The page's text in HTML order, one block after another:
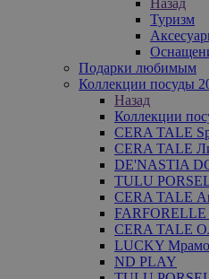
Туризм
Подарки любимым
Коллекции посуды
Назад
Коллекции
CERA TALE
CERA TALE
DE'NASTIA
TULU
CERA TALE
FARFORELLE
CERA TALE
LUCKY
ND PLAY